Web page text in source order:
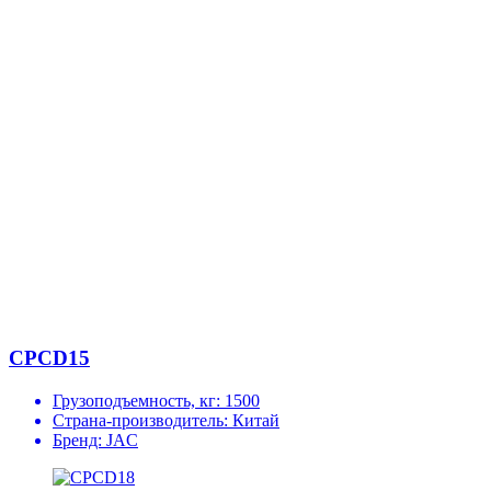
CPCD15
Грузоподъемность, кг: 1500
Страна-производитель: Китай
Бренд: JAC